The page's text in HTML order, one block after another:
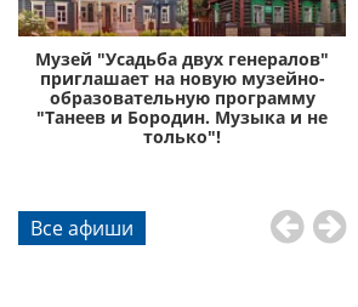
Музей "Усадьба двух генералов"
приглашает на новую музейно-
образовательную программу
"Танеев и Бородин. Музыка и не
только"!
Все афиши